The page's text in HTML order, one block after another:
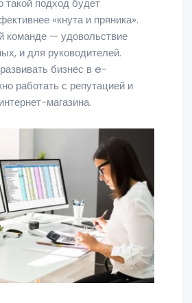
такой подход будет
«кнута и пряника».
команде — удовольствие
и для руководителей.
бизнес в e-
работать с репутацией и
магазина.